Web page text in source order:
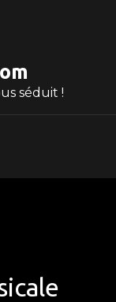
séduit !